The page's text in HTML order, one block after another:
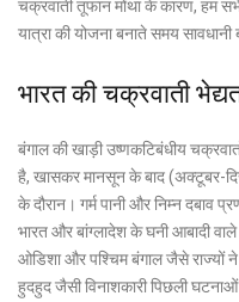
चक्रवाती तूफान मोंथा के कारण, हम
यात्रा की योजना बनाते समय
भारत की चक्रवाती
बंगाल की खाड़ी उष्णकटिबंधीय
है, खासकर मानसून के बाद (अक्टूबर-
के दौरान। गर्म पानी और निम्न दबाव
भारत और बांग्लादेश के घनी आबादी
ओडिशा और पश्चिम बंगाल जैसे
हुदहुद जैसी विनाशकारी पिछली